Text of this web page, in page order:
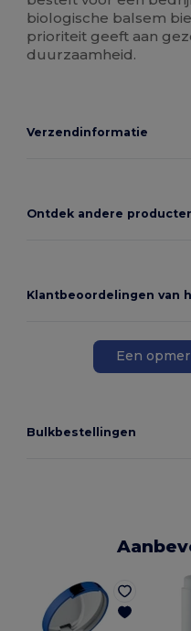
biologische balsem
prioriteit geeft aan
duurzaamheid.
Verzendinformatie
Ontdek andere
Klantbeoordelingen van
Een
Bulkbestellingen